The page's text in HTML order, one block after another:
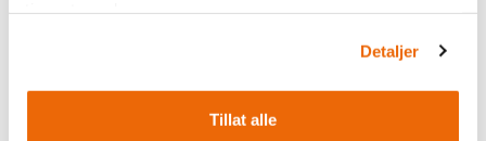
Detaljer
Tillat alle